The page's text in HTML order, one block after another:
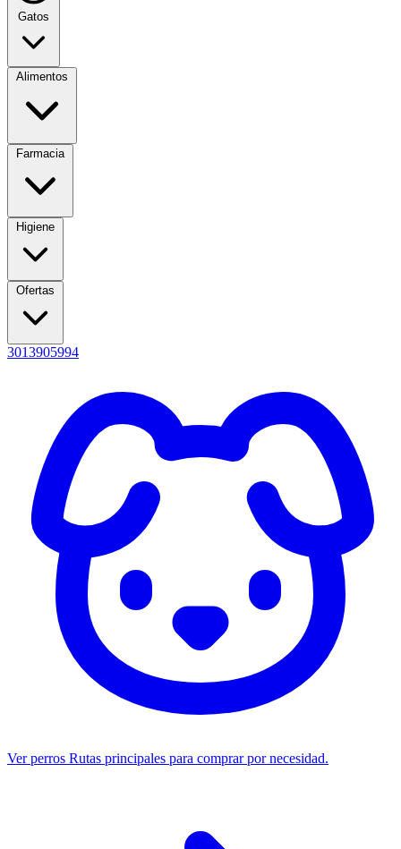
Gatos
Alimentos
Farmacia
Higiene
Ofertas
3013905994
Ver perros Rutas principales para comprar por necesidad.